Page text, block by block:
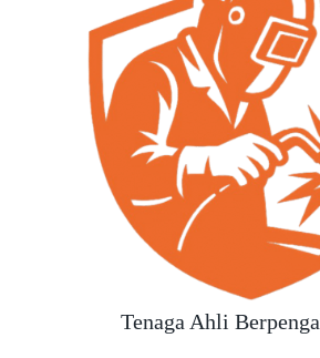
Tenaga Ahli